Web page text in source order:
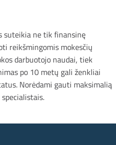
suteikia ne tik finansinę
reikšmingomis mokesčių
darbuotojo naudai, tiek
po 10 metų gali ženkliai
Norėdami gauti maksimalią